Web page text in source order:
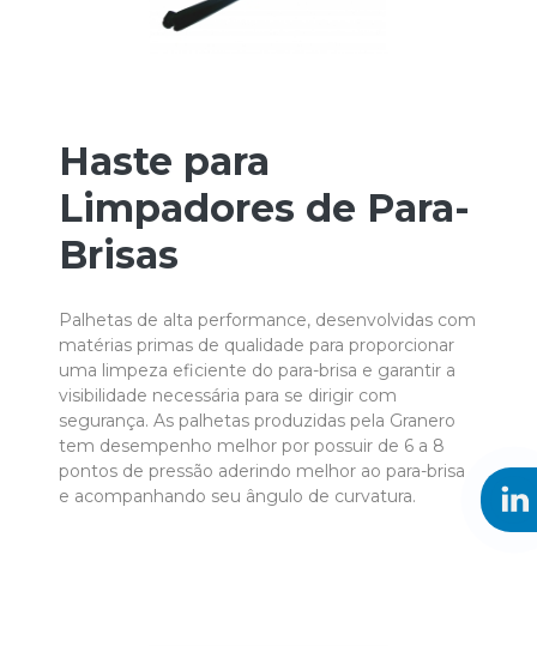
Haste para
Limpadores de Para-
Brisas
Palhetas de alta performance, desenvolvidas com
matérias primas de qualidade para proporcionar
uma limpeza eficiente do para-brisa e garantir a
visibilidade necessária para se dirigir com
segurança. As palhetas produzidas pela Granero
tem desempenho melhor por possuir de 6 a 8
pontos de pressão aderindo melhor ao para-brisa
e acompanhando seu ângulo de curvatura.